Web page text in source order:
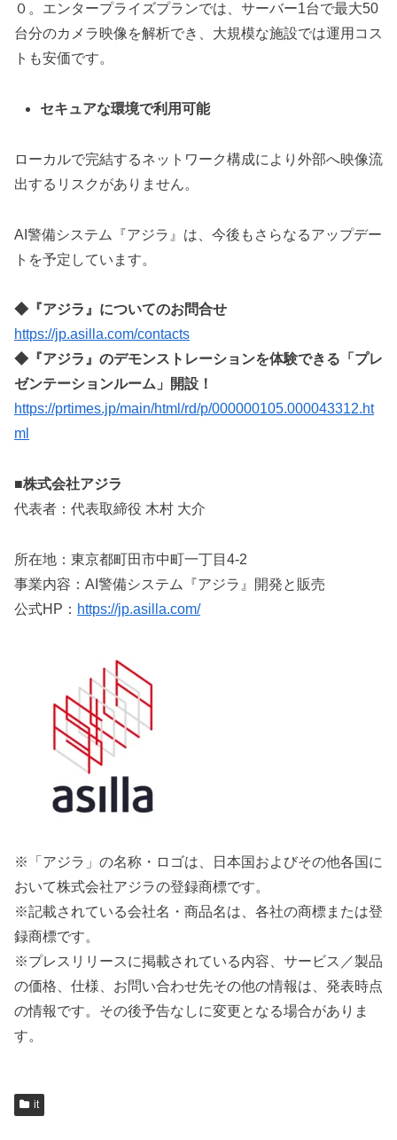
０。エンタープライズプランでは、サーバー1台で最大50
台分のカメラ映像を解析でき、大規模な施設では運用コス
トも安価です。
セキュアな環境で利用可能
ローカルで完結するネットワーク構成により外部へ映像流
出するリスクがありません。
AI警備システム『アジラ』は、今後もさらなるアップデー
トを予定しています。
◆『アジラ』についてのお問合せ
https://jp.asilla.com/contacts
◆『アジラ』のデモンストレーションを体験できる「プレ
ゼンテーションルーム」開設！
https://prtimes.jp/main/html/rd/p/000000105.000043312.ht
ml
■株式会社アジラ
代表者：代表取締役 木村 大介
所在地：東京都町田市中町一丁目4-2
事業内容：AI警備システム『アジラ』開発と販売
公式HP： https://jp.asilla.com/
※「アジラ」の名称・ロゴは、日本国およびその他各国に
おいて株式会社アジラの登録商標です。
※記載されている会社名・商品名は、各社の商標または登
録商標です。
※プレスリリースに掲載されている内容、サービス／製品
の価格、仕様、お問い合わせ先その他の情報は、発表時点
の情報です。その後予告なしに変更となる場合がありま
す。
it